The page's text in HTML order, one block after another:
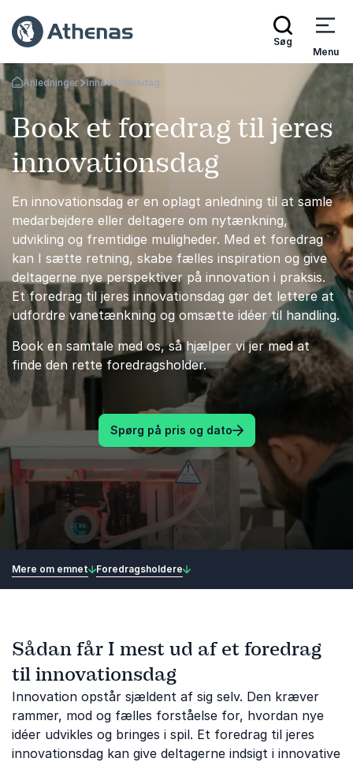
Søg
Menu
Tilbage til forsiden
Anledninger Innovationsdag
Book et foredrag til jeres
innovationsdag
En innovationsdag er en oplagt anledning til at samle
medarbejdere eller deltagere om nytænkning,
udvikling og fremtidige muligheder. Med et foredrag
kan I sætte retning, skabe fælles inspiration og give
deltagerne nye perspektiver på innovation i praksis.
Et foredrag til jeres innovationsdag gør det lettere at
udfordre vanetænkning og omsætte idéer til handling.
Book en samtale med os, så hjælper vi jer med at
finde den rette foredragsholder.
Spørg på pris og dato
Mere om emnet Foredragsholdere
Sådan får I mest ud af et foredrag
til innovationsdag
Innovation opstår sjældent af sig selv. Den kræver
rammer, mod og fælles forståelse for, hvordan nye
idéer udvikles og bringes i spil. Et foredrag til jeres
innovationsdag kan give deltagerne indsigt i innovative